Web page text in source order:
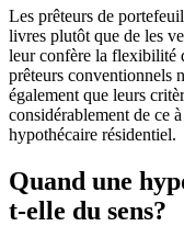
Les prêteurs de
livres plutôt que de les
leur confère la flexibilité
prêteurs conventionnels
également que leurs
considérablement de ce
hypothécaire résidentiel.
Quand une
t-elle du sens?